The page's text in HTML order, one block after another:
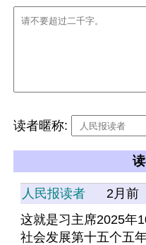
读者暱称:
人民报读者 2月前
这就是习主席2025年
社会发展第十五个五